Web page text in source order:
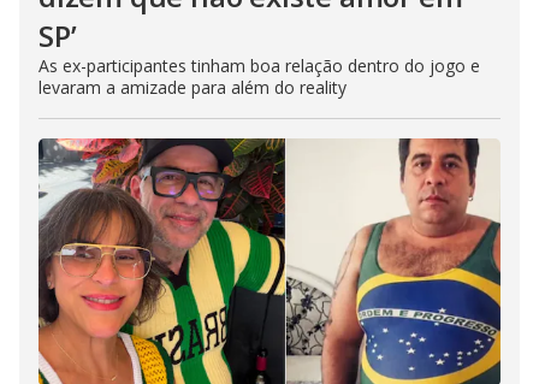
SP’
As ex-participantes tinham boa relação dentro do jogo e
levaram a amizade para além do reality